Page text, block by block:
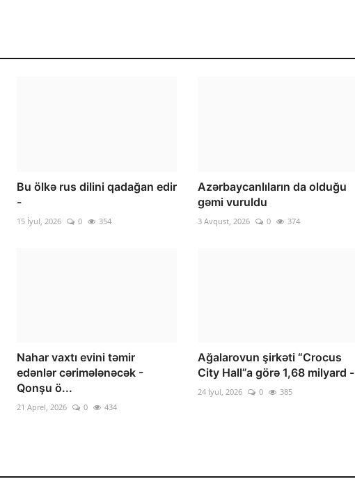
Bu ölkə rus dilini qadağan edir
-
15 İyul, 2026 0 354
Azərbaycanlıların da olduğu
gəmi vuruldu
3 Avqust, 2026 0 374
Nahar vaxtı evini təmir
edənlər cərimələnəcək -
Qonşu ö...
21 Aprel, 2026 0 434
Ağalarovun şirkəti “Crocus
City Hall”a görə 1,68 milyard -
24 İyul, 2026 0 385